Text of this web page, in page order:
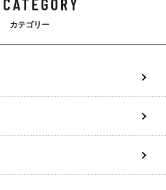
カテゴリー